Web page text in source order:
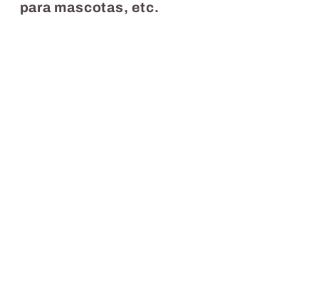
para mascotas, etc.